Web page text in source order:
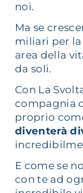
noi.
Ma se
miliari per
area della
da soli.
Con La
compagnia
proprio
diventerà
E come se
con te ad